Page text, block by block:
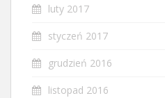
luty 2017
styczeń 2017
grudzień 2016
listopad 2016